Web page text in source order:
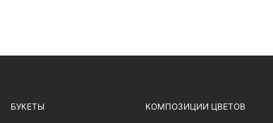
БУКЕТЫ КОМПОЗИЦИИ ЦВЕТОВ